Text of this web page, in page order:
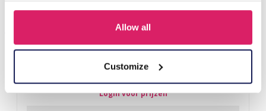
Allow all
Customize
J-C4.3 N301-038G S. Steel Necklaces 39-44cm - 6pcs
Login voor prijzen